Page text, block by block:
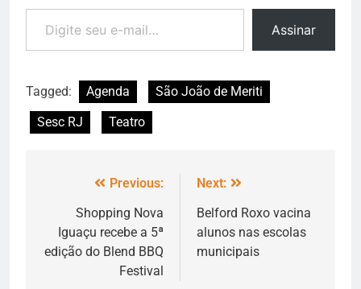
Assinar
Tagged: Agenda
São João de Meriti
Sesc RJ
Teatro
Previous:
Shopping Nova
Iguaçu recebe a 5ª
edição do Blend BBQ
Festival
Next:
Belford Roxo vacina
alunos nas escolas
municipais